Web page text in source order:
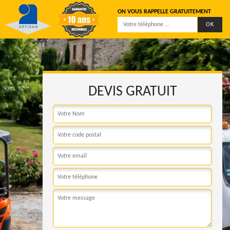
ON VOUS RAPPELLE GRATUITEMENT
DEVIS GRATUIT